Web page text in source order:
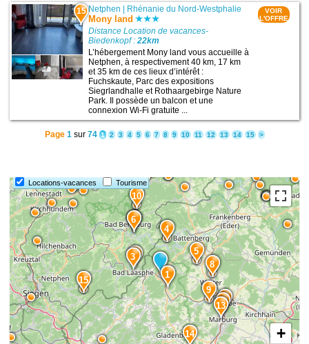
15 Netphen Rhénanie du Nord-Westphalie
Mony land
Distance Location de vacances-
Biedenkopf :22km
L’hébergement Mony land vous accueille à
Netphen, à respectivement 40 km, 17 km
et 35 km de ces lieux d’intérêt :
Fuchskaute, Parc des expositions
Siegrlandhalle et Rothaargebirge Nature
Park. Il possède un balcon et une
connexion Wi-Fi gratuite ...
VOIR
L'OFFRE
Page 1sur 74 1 2 3 4 5 6 7 8 9 10 11 12 13 14 15 >
Locations-vacances Tourisme
15
14
13
12
11
10
9
8
7
6
5
4
32
1
+